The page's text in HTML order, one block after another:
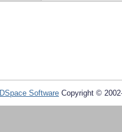
DSpace Software Copyright ©